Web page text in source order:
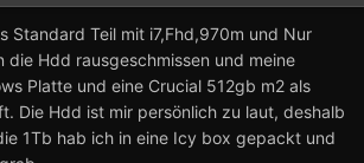
Standard Teil mit i7,Fhd,970m und Nur
die Hdd rausgeschmissen und meine
Platte und eine Crucial 512gb m2 als
Die Hdd ist mir persönlich zu laut, deshalb
1Tb hab ich in eine Icy box gepackt und